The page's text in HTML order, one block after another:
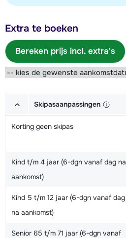
Extra te boeken
Bereken prijs incl. extra's
Skipasaanpassingen
Korting geen skipas
Kind t/m 4 jaar (6-dgn vanaf dag na
aankomst)
Kind 5 t/m 12 jaar (6-dgn vanaf dag
na aankomst)
Senior 65 t/m 71 jaar (6-dgn vanaf